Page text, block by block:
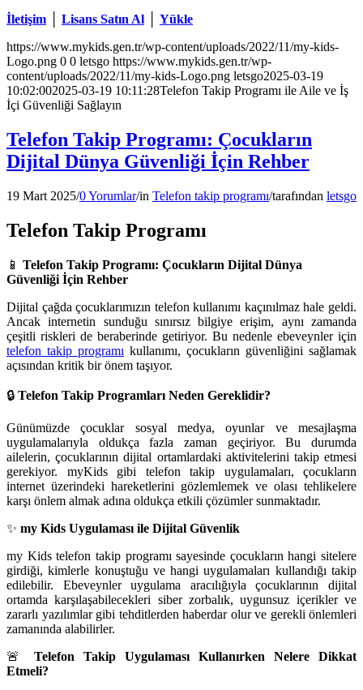
İletişim
Lisans Satın Al
Yükle
https://www.mykids.gen.tr/wp-content/uploads/2022/11/my-kids-
Logo.png 0 0 letsgo https://www.mykids.gen.tr/wp-
content/uploads/2022/11/my-kids-Logo.png letsgo2025-03-19
10:02:002025-03-19 10:11:28Telefon Takip Programı ile Aile ve İş
İçi Güvenliği Sağlayın
Telefon Takip Programı: Çocukların
Dijital Dünya Güvenliği İçin Rehber
19 Mart 2025/0 Yorumlar/in Telefon takip programı/tarafından letsgo
Telefon Takip Programı
📱 Telefon Takip Programı: Çocukların Dijital Dünya
Güvenliği İçin Rehber
Dijital çağda çocuklarımızın telefon kullanımı kaçınılmaz hale geldi.
Ancak internetin sunduğu sınırsız bilgiye erişim, aynı zamanda
çeşitli riskleri de beraberinde getiriyor. Bu nedenle ebeveynler için
telefon takip programı kullanımı, çocukların güvenliğini sağlamak
açısından kritik bir önem taşıyor.
🔒 Telefon Takip Programları Neden Gereklidir?
Günümüzde çocuklar sosyal medya, oyunlar ve mesajlaşma
uygulamalarıyla oldukça fazla zaman geçiriyor. Bu durumda
ailelerin, çocuklarının dijital ortamlardaki aktivitelerini takip etmesi
gerekiyor. myKids gibi telefon takip uygulamaları, çocukların
internet üzerindeki hareketlerini gözlemlemek ve olası tehlikelere
karşı önlem almak adına oldukça etkili çözümler sunmaktadır.
✨ my Kids Uygulaması ile Dijital Güvenlik
my Kids telefon takip programı sayesinde çocukların hangi sitelere
girdiği, kimlerle konuştuğu ve hangi uygulamaları kullandığı takip
edilebilir. Ebeveynler uygulama aracılığıyla çocuklarının dijital
ortamda karşılaşabilecekleri siber zorbalık, uygunsuz içerikler ve
zararlı yazılımlar gibi tehditlerden haberdar olur ve gerekli önlemleri
zamanında alabilirler.
🚨 Telefon Takip Uygulaması Kullanırken Nelere Dikkat
Etmeli?